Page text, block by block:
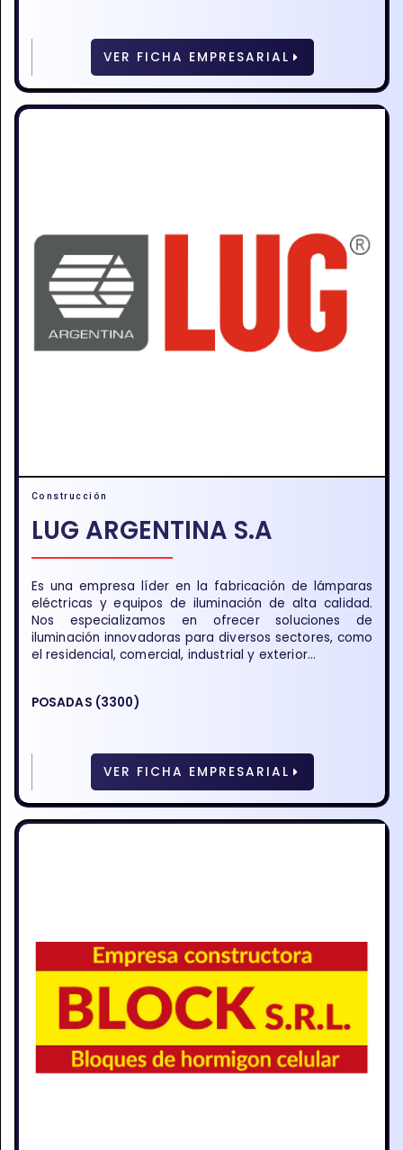
VER FICHA EMPRESARIAL
Construcción
LUG ARGENTINA S.A
Es una empresa líder en la fabricación de lámparas
eléctricas y equipos de iluminación de alta calidad.
Nos especializamos en ofrecer soluciones de
iluminación innovadoras para diversos sectores, como
el residencial, comercial, industrial y exterior...
POSADAS (3300)
VER FICHA EMPRESARIAL